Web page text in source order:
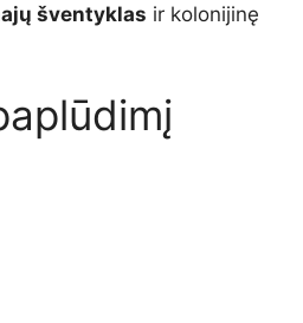
šventyklas ir kolonijinę